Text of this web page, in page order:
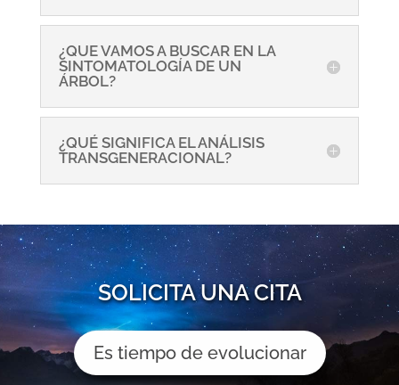
¿QUE VAMOS A BUSCAR EN LA
SINTOMATOLOGÍA DE UN
ÁRBOL?
¿QUÉ SIGNIFICA EL ANÁLISIS
TRANSGENERACIONAL?
SOLICITA UNA CITA
Es tiempo de evolucionar